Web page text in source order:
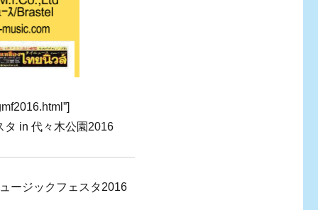
タ in 代々木公園2016
ージックフェスタ2016